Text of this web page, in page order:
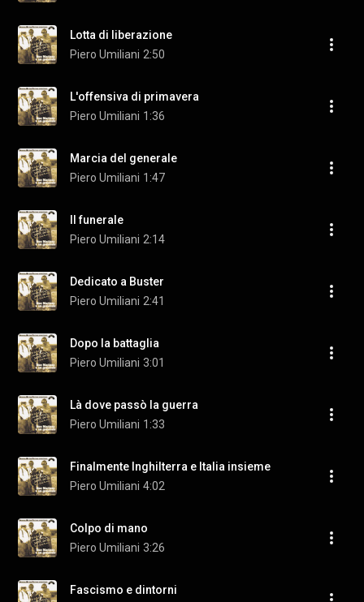
Lotta di liberazione
Piero Umiliani 2:50
L'offensiva di primavera
Piero Umiliani 1:36
Marcia del generale
Piero Umiliani 1:47
Il funerale
Piero Umiliani 2:14
Dedicato a Buster
Piero Umiliani 2:41
Dopo la battaglia
Piero Umiliani 3:01
Là dove passò la guerra
Piero Umiliani 1:33
Finalmente Inghilterra e Italia insieme
Piero Umiliani 4:02
Colpo di mano
Piero Umiliani 3:26
Fascismo e dintorni